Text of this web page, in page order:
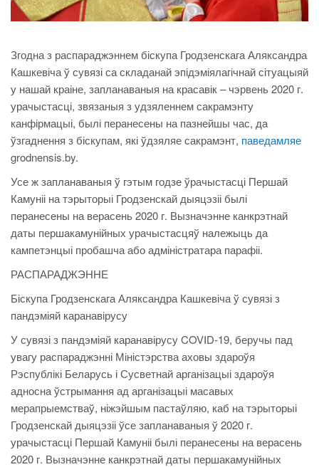
Згодна з распараджэннем біскупа Гродзенскага Аляксандра
Кашкевіча ў сувязі са складанай эпідэміялагічнай сітуацыяй
у нашай краіне, запланаваныя на красавік – чэрвень 2020 г.
урачыстасці, звязаныя з удзяленнем сакрамэнту
канфірмацыі, былі перанесены на пазнейшы час, да
ўзгаднення з біскупам, які ўдзяляе сакрамэнт, паведамляе
grodnensis.by.
Усе ж запланаваныя ў гэтым годзе ўрачыстасці Першай
Камуніі на тэрыторыі Гродзенскай дыяцэзіі былі
перанесены на верасень 2020 г. Вызначэнне канкрэтнай
даты першакамунійных урачыстасцяў належыць да
кампетэнцыі пробашча або адміністратара парафіі.
РАСПАРАДЖЭННЕ
Біскупа Гродзенскага Аляксандра Кашкевіча ў сувязі з
пандэміяй каранавірусу
У сувязі з пандэміяй каранавірусу COVID-19, беручы пад
увагу распараджэнні Міністэрства аховы здароўя
Рэспублікі Беларусь і Сусветнай арганізацыі здароўя
адносна ўстрымання ад арганізацыі масавых
мерапрыемстваў, ніжэйшым пастаўляю, каб на тэрыторыі
Гродзенскай дыяцэзіі ўсе запланаваныя ў 2020 г.
урачыстасці Першай Камуніі былі перанесены на верасень
2020 г. Вызначэнне канкрэтнай даты першакамунійных